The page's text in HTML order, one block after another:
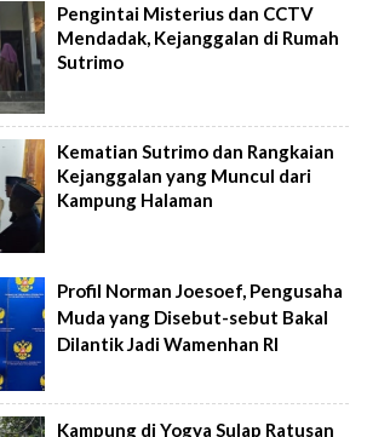
Pengintai Misterius dan CCTV
Mendadak, Kejanggalan di Rumah
Sutrimo
Kematian Sutrimo dan Rangkaian
Kejanggalan yang Muncul dari
Kampung Halaman
Profil Norman Joesoef, Pengusaha
Muda yang Disebut-sebut Bakal
Dilantik Jadi Wamenhan RI
Kampung di Yogya Sulap Ratusan